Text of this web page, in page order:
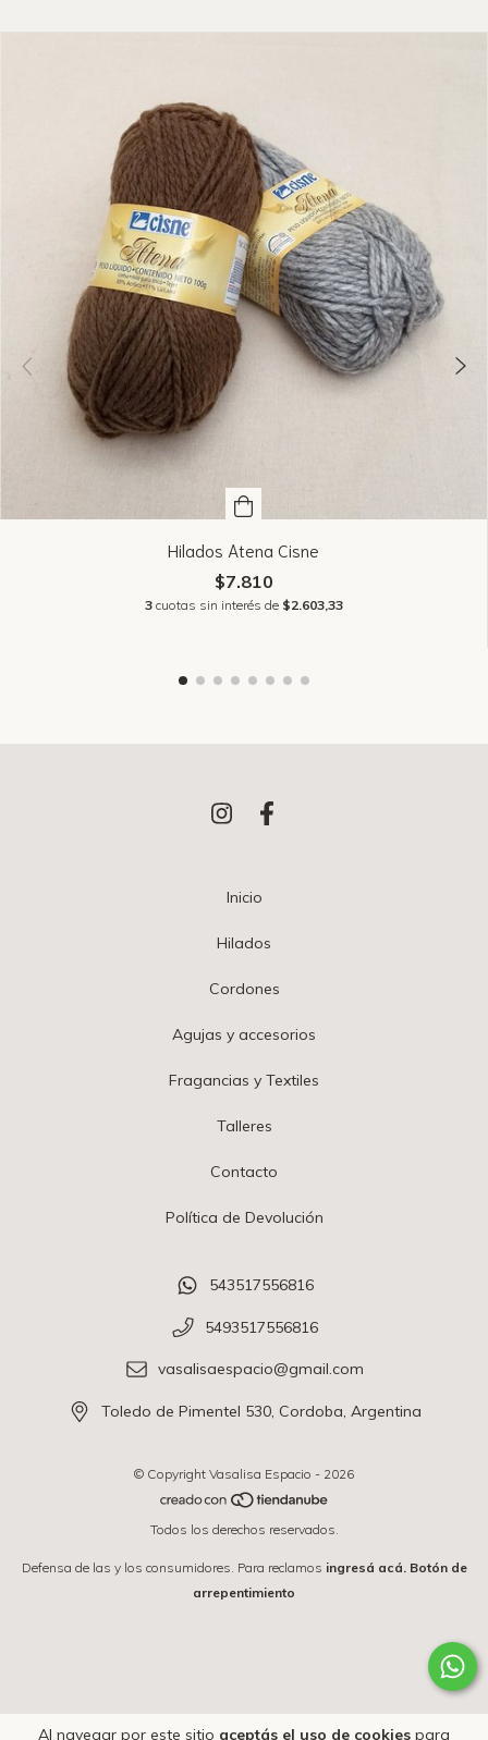
Al navegar por este sitio aceptás el uso de cookies para
Hilados Atena Cisne
$7.810
3 cuotas sin interés de $2.603,33
Inicio
Hilados
Cordones
Agujas y accesorios
Fragancias y Textiles
Talleres
Contacto
Política de Devolución
543517556816
5493517556816
vasalisaespacio@gmail.com
Toledo de Pimentel 530, Cordoba, Argentina
© Copyright Vasalisa Espacio - 2026
Todos los derechos reservados.
Defensa de las y los consumidores. Para reclamos ingresá acá. Botón de
arrepentimiento